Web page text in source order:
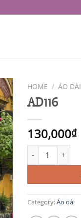
HOME / ÁO DÀI
AD116
130,000₫
AD116 quantity
Category:Áo dài